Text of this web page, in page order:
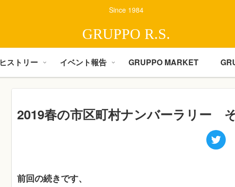
Since 1984
GRUPPO R.S.
ヒストリー イベント報告 GRUPPO MARKET
2019春の市区町村ナンバーラリー
前回の続きです、